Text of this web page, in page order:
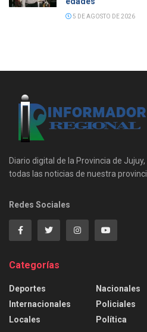
5 DE AGOSTO DE 2026
Diario digital de la Provincia de
todas las noticias de nuestra
Redes Sociales
Categorías
Deportes
Internacionales
Locales
Nacionales
Policiales
Política